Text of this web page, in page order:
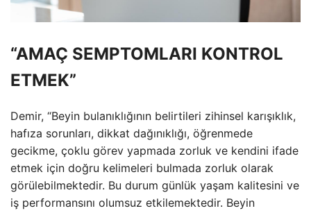
“AMAÇ SEMPTOMLARI KONTROL
ETMEK”
Demir, “Beyin bulanıklığının belirtileri zihinsel karışıklık,
hafıza sorunları, dikkat dağınıklığı, öğrenmede
gecikme, çoklu görev yapmada zorluk ve kendini ifade
etmek için doğru kelimeleri bulmada zorluk olarak
görülebilmektedir. Bu durum günlük yaşam kalitesini ve
iş performansını olumsuz etkilemektedir. Beyin